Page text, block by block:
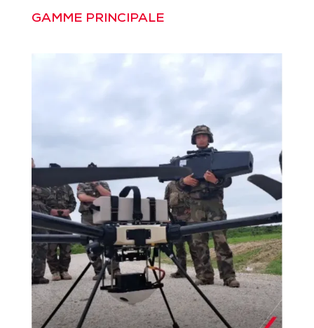
GAMME PRINCIPALE